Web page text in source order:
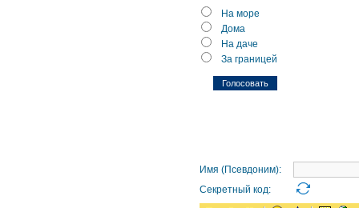
На море
Дома
На даче
За границей
Имя (Псевдоним):
Секретный код: